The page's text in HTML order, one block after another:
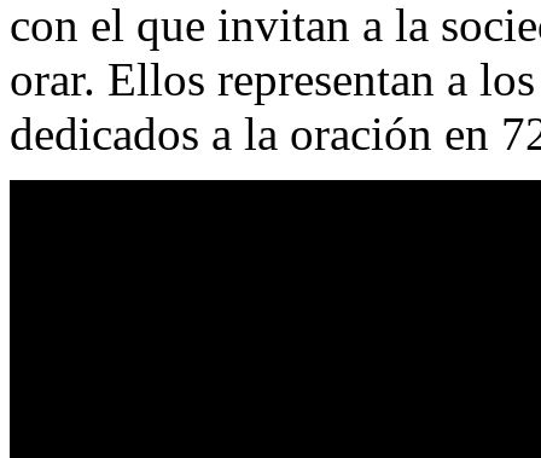
con el que invitan a la
orar. Ellos representan a
dedicados a la oración en